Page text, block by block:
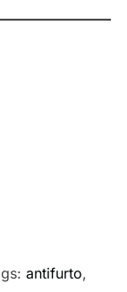
antifurto,